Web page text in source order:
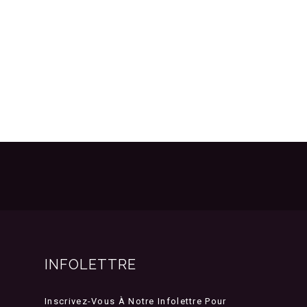
INFOLETTRE
Inscrivez-Vous À Notre Infolettre Pour